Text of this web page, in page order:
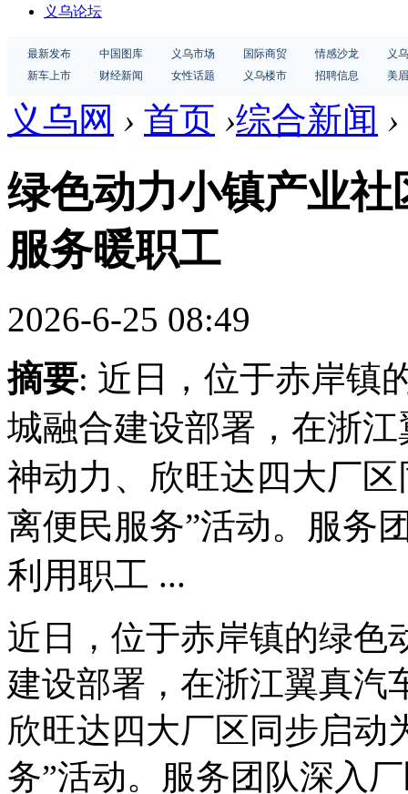
义乌论坛
最新发布 中国图库 义乌市场 国际商贸 情感沙龙
义
新车上市
财经新闻 女性话题 义乌楼市 招聘信息 美
义乌网 › 首页 ›综合新闻 ›
绿色动力小镇产业
服务暖职工
2026-6-25 08:49
摘要: 近日，位于赤岸镇
城融合建设部署，在浙
神动力、欣旺达四大厂
离便民服务”活动。服务
利用职工 ...
近日，位于赤岸镇的绿色
建设部署，在浙江翼真汽
欣旺达四大厂区同步启动
务”活动。服务团队深入